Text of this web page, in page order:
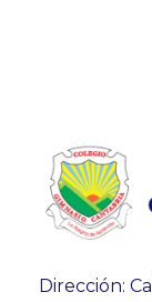
Dirección: